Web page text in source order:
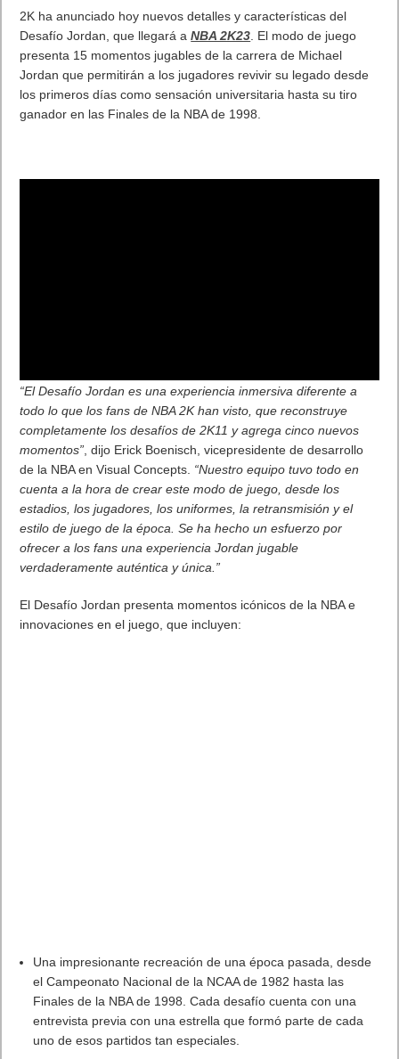
2K ha anunciado hoy nuevos detalles y características del
Desafío Jordan, que llegará aNBA 2K23. El modo de juego
presenta 15 momentos jugables de la carrera de Michael
Jordan que permitirán a los jugadores revivir su legado desde
los primeros días como sensación universitaria hasta su tiro
ganador en las Finales de la NBA de 1998.
“El Desafío Jordan es una experiencia inmersiva diferente a
todo lo que los fans de NBA 2K han visto, que reconstruye
completamente los desafíos de 2K11 y agrega cinco nuevos
momentos” , dijo Erick Boenisch, vicepresidente de desarrollo
de la NBA en Visual Concepts. “Nuestro equipo tuvo todo en
cuenta a la hora de crear este modo de juego, desde los
estadios, los jugadores, los uniformes, la retransmisión y el
estilo de juego de la época. Se ha hecho un esfuerzo por
ofrecer a los fans una experiencia Jordan jugable
verdaderamente auténtica y única.”
El Desafío Jordan presenta momentos icónicos de la NBA e
innovaciones en el juego, que incluyen:
Una impresionante recreación de una época pasada, desde
el Campeonato Nacional de la NCAA de 1982 hasta las
Finales de la NBA de 1998. Cada desafío cuenta con una
entrevista previa con una estrella que formó parte de cada
uno de esos partidos tan especiales.